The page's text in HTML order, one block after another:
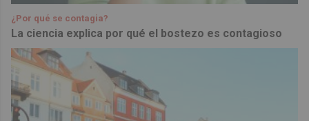
¿Por qué se contagia?
La ciencia explica por qué el bostezo es contagioso